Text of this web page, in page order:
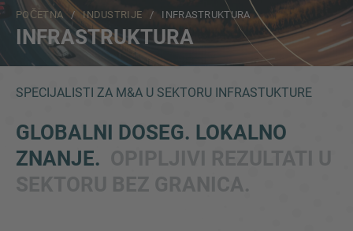
POČETNA/INDUSTRIJE / INFRASTRUKTURA
INFRASTRUKTURA
SPECIJALISTI ZA M&A U SEKTORU INFRASTUKTURE
GLOBALNI DOSEG. LOKALNO
ZNANJE.
Email